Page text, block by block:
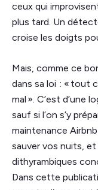
ceux qui
plus tard. Un
croise les doigts
Mais, comme ce
dans sa loi : « tout
mal ». C’est d’une
sauf si l’on s’y
maintenance
sauver vos nuits,
dithyrambiques
Dans cette